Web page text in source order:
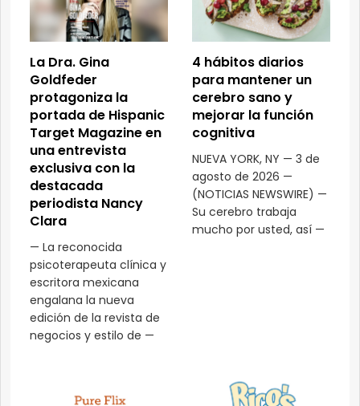
La Dra. Gina
Goldfeder
protagoniza la
portada de Hispanic
Target Magazine en
una entrevista
exclusiva con la
destacada
periodista Nancy
Clara
— La reconocida
psicoterapeuta clínica y
escritora mexicana
engalana la nueva
edición de la revista de
negocios y estilo de —
4 hábitos diarios
para mantener un
cerebro sano y
mejorar la función
cognitiva
NUEVA YORK, NY — 3 de
agosto de 2026 —
(NOTICIAS NEWSWIRE) —
Su cerebro trabaja
mucho por usted, así —